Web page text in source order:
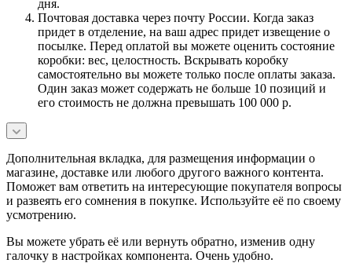
дня.
Почтовая доставка через почту России. Когда заказ
придет в отделение, на ваш адрес придет извещение о
посылке. Перед оплатой вы можете оценить состояние
коробки: вес, целостность. Вскрывать коробку
самостоятельно вы можете только после оплаты заказа.
Один заказ может содержать не больше 10 позиций и
его стоимость не должна превышать 100 000 р.
Дополнительная вкладка, для размещения информации о
магазине, доставке или любого другого важного контента.
Поможет вам ответить на интересующие покупателя вопросы
и развеять его сомнения в покупке. Используйте её по своему
усмотрению.
Вы можете убрать её или вернуть обратно, изменив одну
галочку в настройках компонента. Очень удобно.